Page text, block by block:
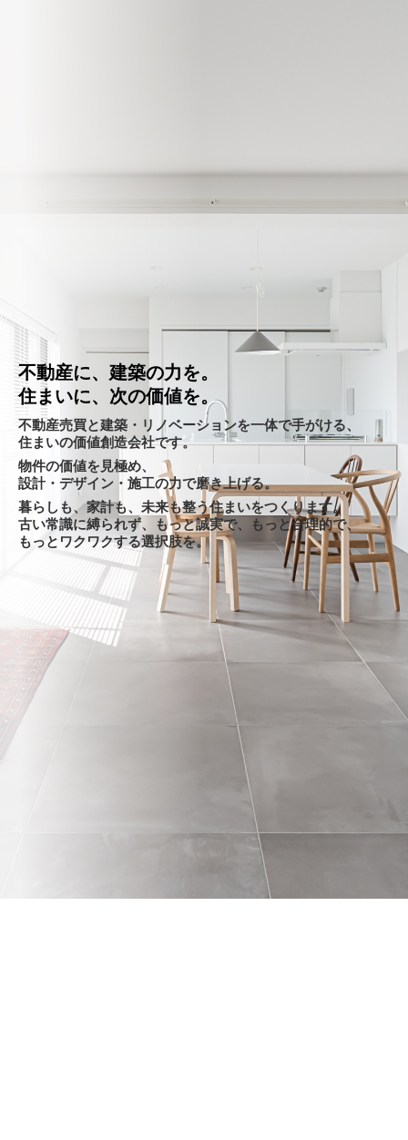
不動産に、建築の力を。
住まいに、次の価値を。
不動産売買と建築・リノベーションを一体で手がける、
住まいの価値創造会社です。
物件の価値を見極め、
設計・デザイン・施工の力で磨き上げる。
暮らしも、家計も、未来も整う住まいをつくります。
古い常識に縛られず、もっと誠実で、もっと合理的で、
もっとワクワクする選択肢を。